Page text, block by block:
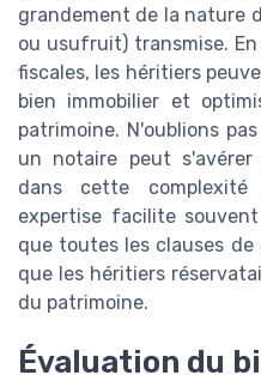
grandement de la nature
ou usufruit) transmise.
fiscales, les héritiers
bien immobilier et
patrimoine. N'oublions
un notaire peut
dans cette
expertise facilite
que toutes les clauses
que les héritiers
du patrimoine.
Évaluation du